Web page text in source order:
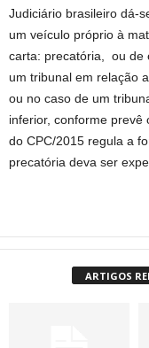
Judiciário brasileiro dá-
um veículo próprio à
carta: precatória, ou de
um tribunal em relação
ou no caso de um
inferior, conforme prevê
do CPC/2015 regula a
precatória deva ser
ARTIGOS